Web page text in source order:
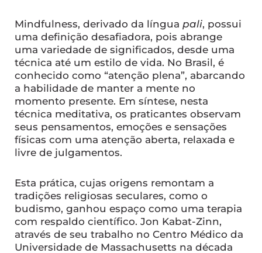
Mindfulness, derivado da língua pali, possui
uma definição desafiadora, pois abrange
uma variedade de significados, desde uma
técnica até um estilo de vida. No Brasil, é
conhecido como “atenção plena”, abarcando
a habilidade de manter a mente no
momento presente. Em síntese, nesta
técnica meditativa, os praticantes observam
seus pensamentos, emoções e sensações
físicas com uma atenção aberta, relaxada e
livre de julgamentos.
Esta prática, cujas origens remontam a
tradições religiosas seculares, como o
budismo, ganhou espaço como uma terapia
com respaldo científico. Jon Kabat-Zinn,
através de seu trabalho no Centro Médico da
Universidade de Massachusetts na década